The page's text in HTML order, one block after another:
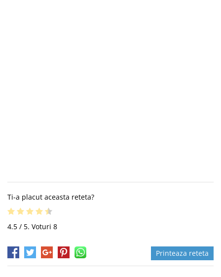
Ti-a placut aceasta reteta?
4.5 / 5. Voturi 8
Printeaza reteta